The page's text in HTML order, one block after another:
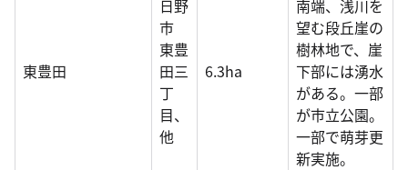
東豊田
日野
市
東豊
田三
丁
目、
他
6.3ha
南端、浅川を
望む段丘崖の
樹林地で、崖
下部には湧水
がある。一部
が市立公園。
一部で萌芽更
新実施。